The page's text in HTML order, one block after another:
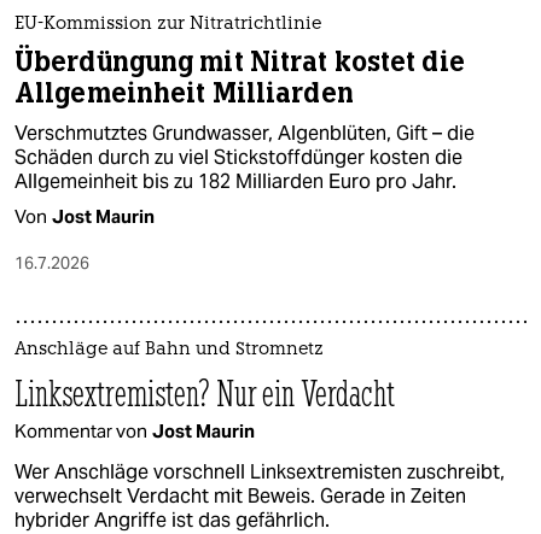
EU-Kommission zur Nitratrichtlinie
Überdüngung mit Nitrat kostet die
Allgemeinheit Milliarden
Verschmutztes Grundwasser, Algenblüten, Gift – die
Schäden durch zu viel Stickstoffdünger kosten die
Allgemeinheit bis zu 182 Milliarden Euro pro Jahr.
Von Jost Maurin
16.7.2026
Anschläge auf Bahn und Stromnetz
Linksextremisten? Nur ein Verdacht
Kommentar von Jost Maurin
Wer Anschläge vorschnell Linksextremisten zuschreibt,
verwechselt Verdacht mit Beweis. Gerade in Zeiten
hybrider Angriffe ist das gefährlich.